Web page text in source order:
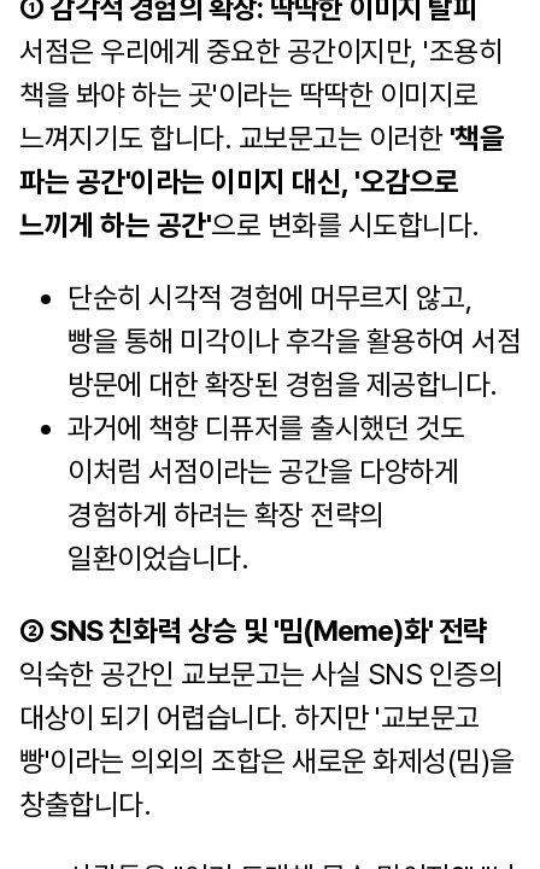
① 감각적 경험의 확장: 딱딱한 이미지 탈피
서점은 우리에게 중요한 공간이지만, '조용히
책을 봐야 하는 곳'이라는 딱딱한 이미지로
느껴지기도 합니다. 교보문고는 이러한 '책을
파는 공간'이라는 이미지 대신, '오감으로
느끼게 하는 공간'으로 변화를 시도합니다.
단순히 시각적 경험에 머무르지 않고,
빵을 통해 미각이나 후각을 활용하여 서점
방문에 대한 확장된 경험을 제공합니다.
과거에 책향 디퓨저를 출시했던 것도
이처럼 서점이라는 공간을 다양하게
경험하게 하려는 확장 전략의
일환이었습니다.
② SNS 친화력 상승 및 '밈(Meme)화' 전략
익숙한 공간인 교보문고는 사실 SNS 인증의
대상이 되기 어렵습니다. 하지만 '교보문고
빵'이라는 의외의 조합은 새로운 화제성(밈)을
창출합니다.